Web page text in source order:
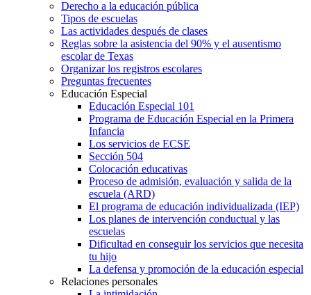
Derecho a la educación pública
Tipos de escuelas
Las actividades después de clases
Reglas sobre la asistencia del 90% y el ausentismo
escolar de Texas
Organizar los registros escolares
Preguntas frecuentes
Educación Especial
Educación Especial 101
Programa de Educación Especial en la Primera
Infancia
Los servicios de ECSE
Sección 504
Colocación educativas
Proceso de admisión, evaluación y salida de la
escuela (ARD)
El programa de educación individualizada (IEP)
Los planes de intervención conductual y las
escuelas
Dificultad en conseguir los servicios que necesita
tu hijo
La defensa y promoción de la educación especial
Relaciones personales